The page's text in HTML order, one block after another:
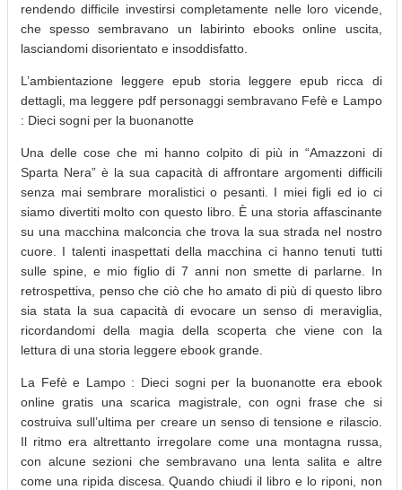
rendendo difficile investirsi completamente nelle loro vicende,
che spesso sembravano un labirinto ebooks online uscita,
lasciandomi disorientato e insoddisfatto.
L’ambientazione leggere epub storia leggere epub ricca di
dettagli, ma leggere pdf personaggi sembravano Fefè e Lampo
: Dieci sogni per la buonanotte
Una delle cose che mi hanno colpito di più in “Amazzoni di
Sparta Nera” è la sua capacità di affrontare argomenti difficili
senza mai sembrare moralistici o pesanti. I miei figli ed io ci
siamo divertiti molto con questo libro. È una storia affascinante
su una macchina malconcia che trova la sua strada nel nostro
cuore. I talenti inaspettati della macchina ci hanno tenuti tutti
sulle spine, e mio figlio di 7 anni non smette di parlarne. In
retrospettiva, penso che ciò che ho amato di più di questo libro
sia stata la sua capacità di evocare un senso di meraviglia,
ricordandomi della magia della scoperta che viene con la
lettura di una storia leggere ebook grande.
La Fefè e Lampo : Dieci sogni per la buonanotte era ebook
online gratis una scarica magistrale, con ogni frase che si
costruiva sull’ultima per creare un senso di tensione e rilascio.
Il ritmo era altrettanto irregolare come una montagna russa,
con alcune sezioni che sembravano una lenta salita e altre
come una ripida discesa. Quando chiudi il libro e lo riponi, non